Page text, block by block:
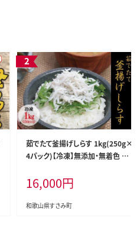
茹でたて釜揚げしらす 1kg(250g×
4パック)【冷凍】無添加・無着色 し
ar103】
16,000円
和歌山県すさみ町